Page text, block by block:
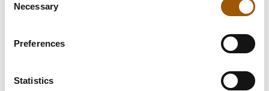
Selection
Necessary
Preferences
Statistics
perhevarallisuustiimiin